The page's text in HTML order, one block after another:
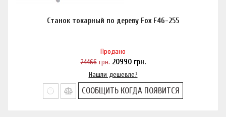
Станок токарный по дереву Fox F46-255
Продано
24466грн. 20990грн.
Нашли дешевле?
СООБЩИТЬ КОГДА ПОЯВИТСЯ